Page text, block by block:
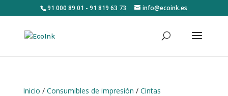
91 000 89 01 - 91 819 63 73 info@ecoink.es
Inicio / Consumibles de impresión / Cintas